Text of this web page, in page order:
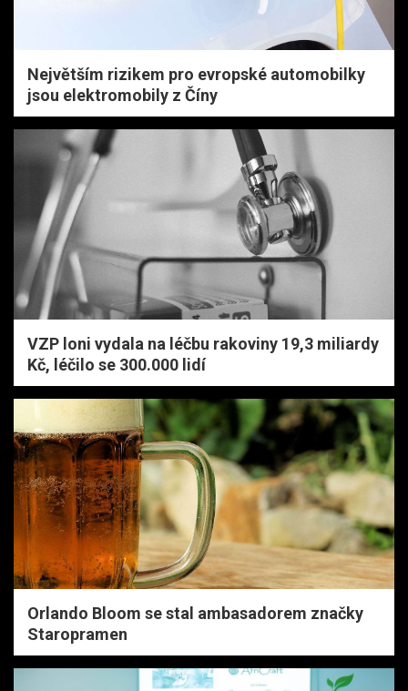
Největším rizikem pro evropské automobilky
jsou elektromobily z Číny
VZP loni vydala na léčbu rakoviny 19,3 miliardy
Kč, léčilo se 300.000 lidí
Orlando Bloom se stal ambasadorem značky
Staropramen